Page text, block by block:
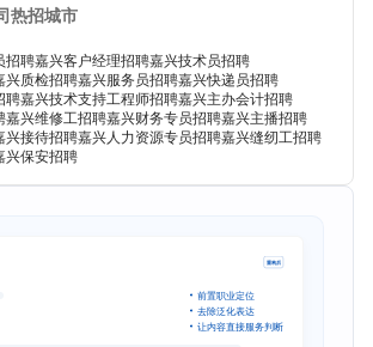
热招城市
招聘嘉兴客户经理招聘嘉兴技术员招聘
兴质检招聘嘉兴服务员招聘嘉兴快递员招聘
聘嘉兴技术支持工程师招聘嘉兴主办会计招聘
嘉兴维修工招聘嘉兴财务专员招聘嘉兴主播招聘
兴接待招聘嘉兴人力资源专员招聘嘉兴缝纫工招聘
兴保安招聘
重构后
前置职业定位
去除泛化表达
让内容直接服务判断